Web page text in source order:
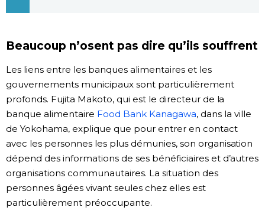
Beaucoup n’osent pas dire qu’ils souffrent
Les liens entre les banques alimentaires et les
gouvernements municipaux sont particulièrement
profonds. Fujita Makoto, qui est le directeur de la
banque alimentaire Food Bank Kanagawa, dans la ville
de Yokohama, explique que pour entrer en contact
avec les personnes les plus démunies, son organisation
dépend des informations de ses bénéficiaires et d’autres
organisations communautaires. La situation des
personnes âgées vivant seules chez elles est
particulièrement préoccupante.